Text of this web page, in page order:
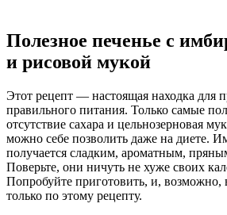
Полезное печенье с
и рисовой мукой
Этот рецепт — настоящая находка для
правильного питания. Только самые
отсутствие сахара и цельнозерновая
можно себе позволить даже на диете.
получается сладким, ароматным,
Поверьте, они ничуть не хуже своих
Попробуйте приготовить, и, возможно,
только по этому рецепту.